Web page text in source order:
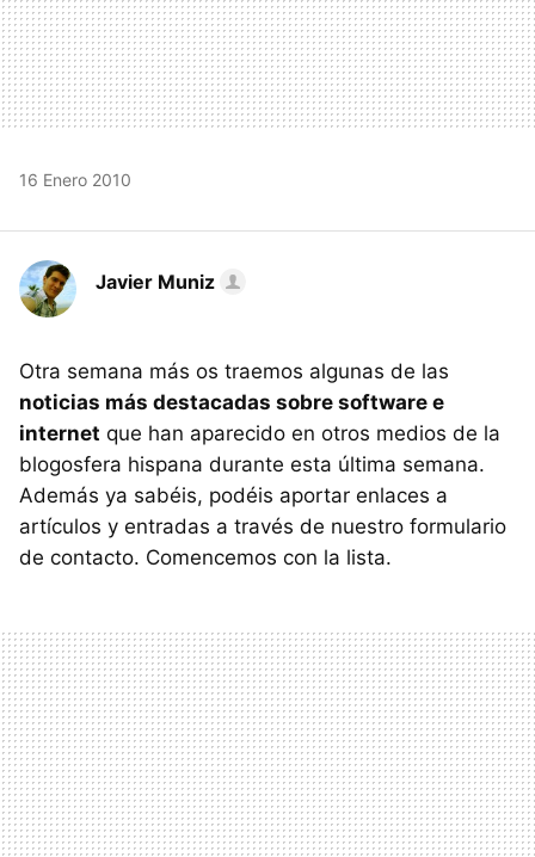
16 Enero 2010
Javier Muniz
Otra semana más os traemos algunas de las
noticias más destacadas sobre software e
internet que han aparecido en otros medios de la
blogosfera hispana durante esta última semana.
Además ya sabéis, podéis aportar enlaces a
artículos y entradas a través de nuestro formulario
de contacto. Comencemos con la lista.